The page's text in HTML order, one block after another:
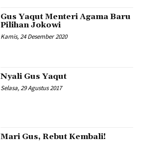
Gus Yaqut Menteri Agama Baru
Pilihan Jokowi
Kamis, 24 Desember 2020
Nyali Gus Yaqut
Selasa, 29 Agustus 2017
Mari Gus, Rebut Kembali!